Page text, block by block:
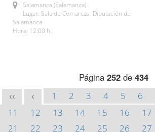
Salamanca (Salamanca)
Lugar: Sala de Comarcas. Diputación de
Salamanca
Hora: 12:00 h.
Página 252de 434
<< < 1 2 3 4 5 6
11
12 13 14 15 16 17
21
22 23 24 25 26 27